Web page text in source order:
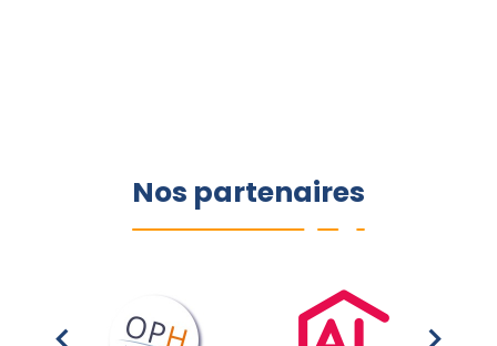
Nos partenaires